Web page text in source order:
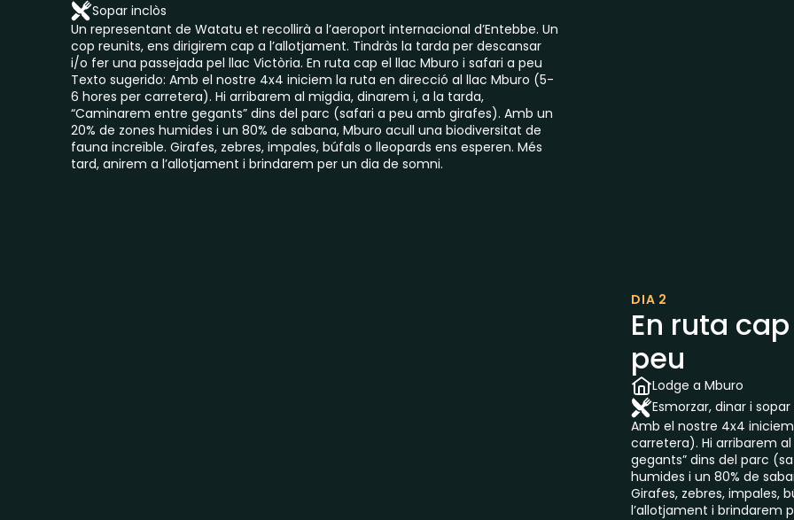
Sopar inclòs
Un representant de Watatu et recollirà a l’aeroport internacional d’Entebbe. Un
cop reunits, ens dirigirem cap a l’allotjament. Tindràs la tarda per descansar
i/o fer una passejada pel llac Victòria. En ruta cap el llac Mburo i safari a peu
Texto sugerido: Amb el nostre 4x4 iniciem la ruta en direcció al llac Mburo (5-
6 hores per carretera). Hi arribarem al migdia, dinarem i, a la tarda,
“Caminarem entre gegants” dins del parc (safari a peu amb girafes). Amb un
20% de zones humides i un 80% de sabana, Mburo acull una biodiversitat de
fauna increïble. Girafes, zebres, impales, búfals o lleopards ens esperen. Més
tard, anirem a l’allotjament i brindarem per un dia de somni.
DIA 2
En ruta
peu
Lodge a Mburo
Esmorzar, dinar i sopar
Amb el nostre 4x4
carretera). Hi arribarem
gegants” dins del parc
humides i un 80% de
Girafes, zebres, impales,
l’allotjament i brindarem